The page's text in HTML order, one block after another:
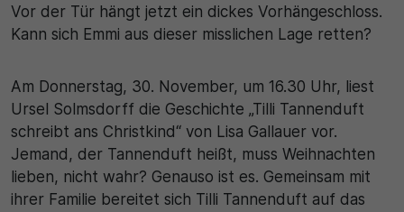
Vor der Tür hängt jetzt ein dickes Vorhängeschloss.
Kann sich Emmi aus dieser misslichen Lage retten?
Am Donnerstag, 30. November, um 16.30 Uhr, liest
Ursel Solmsdorff die Geschichte „Tilli Tannenduft
schreibt ans Christkind“ von Lisa Gallauer vor.
Jemand, der Tannenduft heißt, muss Weihnachten
lieben, nicht wahr? Genauso ist es. Gemeinsam mit
ihrer Familie bereitet sich Tilli Tannenduft auf das
30 Minuten
Wird für statistische Zwecke verwendet, um
vorübergehende Daten des Besuchs zu speichern.